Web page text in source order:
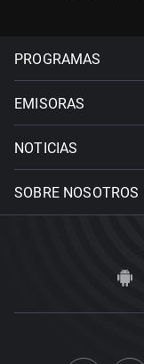
PROGRAMAS
EMISORAS
NOTICIAS
SOBRE NOSOTROS